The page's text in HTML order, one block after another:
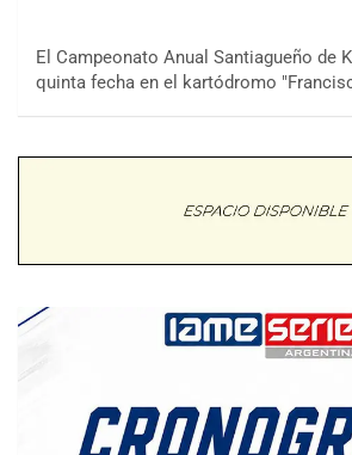
El Campeonato Anual Santiagueño de
quinta fecha en el kartódromo